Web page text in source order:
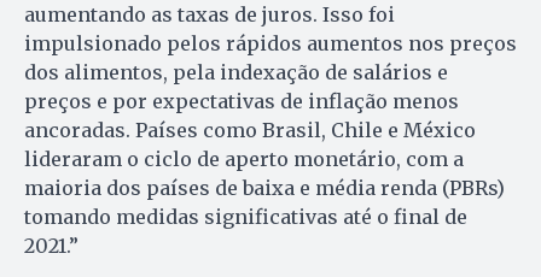
aumentando as taxas de juros. Isso foi
impulsionado pelos rápidos aumentos nos preços
dos alimentos, pela indexação de salários e
preços e por expectativas de inflação menos
ancoradas. Países como Brasil, Chile e México
lideraram o ciclo de aperto monetário, com a
maioria dos países de baixa e média renda (PBRs)
tomando medidas significativas até o final de
2021.”